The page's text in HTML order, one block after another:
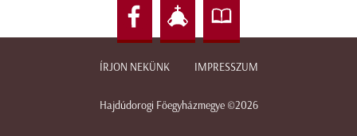
ÍRJON NEKÜNK IMPRESSZUM
Hajdúdorogi Főegyházmegye ©2026